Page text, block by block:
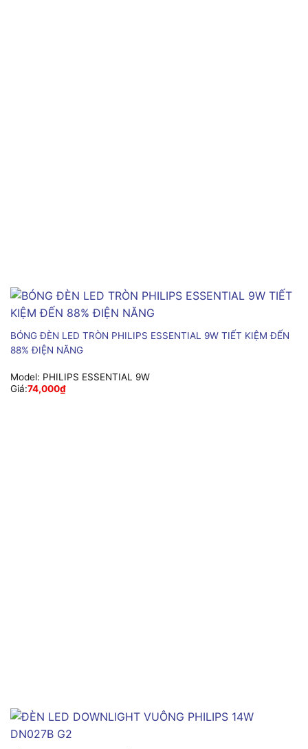
BÓNG ĐÈN LED TRÒN PHILIPS ESSENTIAL 9W TIẾT KIỆM ĐẾN
88% ĐIỆN NĂNG
Model: PHILIPS ESSENTIAL 9W
Giá:74,000₫